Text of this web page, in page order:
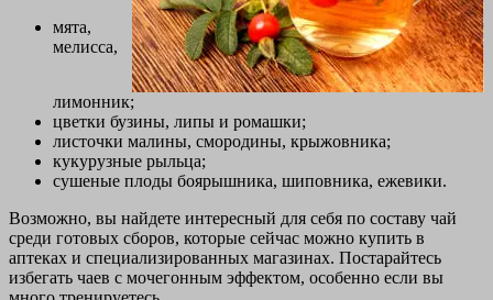
мята,
мелисса,
лимонник;
цветки бузины, липы и ромашки;
листочки малины, смородины, крыжовника;
кукурузные рыльца;
сушеные плоды боярышника, шиповника, ежевики.
Возможно, вы найдете интересный для себя по составу чай
среди готовых сборов, которые сейчас можно купить в
аптеках и специализированных магазинах. Постарайтесь
избегать чаев с мочегонным эффектом, особенно если вы